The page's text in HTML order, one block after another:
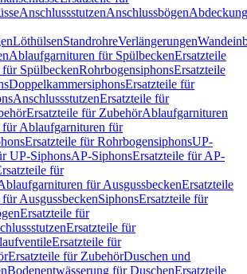
AnschlussstutzenAnschlussbögen
LöthülsenStandrohreVerlängerungen
Ablaufgarnituren für SpülbeckenErsatzteile
SpülbeckenRohrbogensiphonsErsatzteile
DoppelkammersiphonsErsatzteile für
AnschlussstutzenErsatzteile für
Ersatzteile für ZubehörAblaufgarnituren
für Ablaufgarnituren für
Ersatzteile für RohrbogensiphonsUP-
UP-SiphonsAP-SiphonsErsatzteile für AP-
für
für AusgussbeckenErsatzteile
AusgussbeckenSiphonsErsatzteile für
Ersatzteile für
Ersatzteile für
Ersatzteile für
Ersatzteile für ZubehörDuschen und
Bodenentwässerung für DuschenErsatzteile